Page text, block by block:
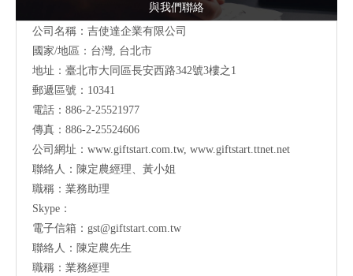
與我們聯絡
公司名稱：吉使達企業有限公司
國家/地區：台灣, 台北市
地址：臺北市大同區長安西路342號3樓之1
郵遞區號：10341
電話：886-2-25521977
傳真：886-2-25524606
公司網址： www.giftstart.com.tw, www.giftstart.ttnet.net
聯絡人：陳定農經理、黃小姐
職稱：業務助理
Skype：
電子信箱： gst@giftstart.com.tw
聯絡人：陳定農先生
職稱：業務經理